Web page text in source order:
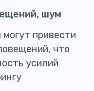
шум
привести
что
усилий